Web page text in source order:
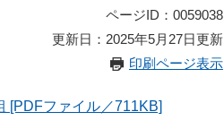
ページID：0059038
更新日：2025年5月27日更新
印刷ページ表示
ファイル／711KB]